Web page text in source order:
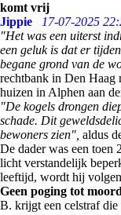
komt vrij
Jippie
17-07-2025
"Het was een uiterst
een geluk is dat er
begane grond van de
rechtbank in Den Haag
huizen in Alphen aan
"De kogels drongen
schade. Dit
bewoners zien", aldus
De dader was een toen
licht verstandelijk
leeftijd, wordt hij
Geen poging tot moord
B. krijgt een celstraf die